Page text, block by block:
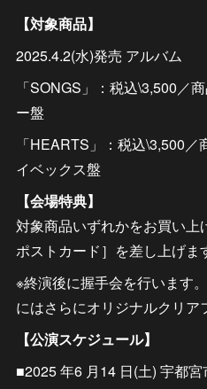
【対象商品】
2025.4.2(水)発売 アルバム
「SONGS」：税込\3,500／
ー盤
「HEARTS」：税込\3,500
イベックス盤
【会場特典】
対象商品いずれかをお買い上
ポストカード］を差し上げま
※終演後に握手会を行います
にはさらにオリジナルクリア
【公演スケジュール】
■2025 年6 月14 日(土) 宇都宮